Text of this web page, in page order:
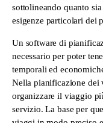
sottolineando quanto
esigenze particolari dei
Un software di
necessario per poter
temporali ed
Nella pianificazione
organizzare il viaggio
servizio. La base per